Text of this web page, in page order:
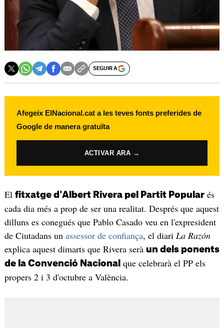
SEGUIR A
Afegeix ElNacional.cat a les teves fonts preferides de
Google de manera gratuïta
ACTIVAR ARA →
El fitxatge d'Albert Rivera pel Partit Popularés
cada dia més a prop de ser una realitat. Després que aquest
dilluns es conegués que Pablo Casado veu en l'expresident
de Ciutadans un assessor de confiança, el diari La Razón
explica aquest dimarts que Rivera serà un dels ponents
de la Convenció Nacional que celebrarà el PP els
propers 2 i 3 d'octubre a València.